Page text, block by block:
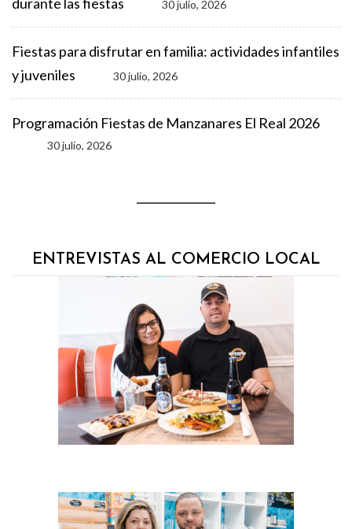
30 julio, 2026
Fiestas para disfrutar en familia: actividades infantiles
y juveniles
30 julio, 2026
Programación Fiestas de Manzanares El Real 2026
30 julio, 2026
ENTREVISTAS AL COMERCIO LOCAL